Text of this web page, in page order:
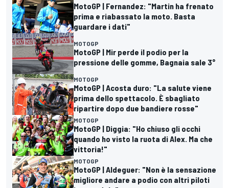
MotoGP | Fernandez: "Martin ha frenato
prima e riabassato la moto. Basta
guardare i dati"
MOTOGP
MotoGP | Mir perde il podio per la
pressione delle gomme, Bagnaia sale 3°
MOTOGP
MotoGP | Acosta duro: "La salute viene
prima dello spettacolo. È sbagliato
ripartire dopo due bandiere rosse"
MOTOGP
MotoGP | Diggia: "Ho chiuso gli occhi
quando ho visto la ruota di Alex. Ma che
vittoria!"
MOTOGP
MotoGP | Aldeguer: "Non è la sensazione
migliore andare a podio con altri piloti